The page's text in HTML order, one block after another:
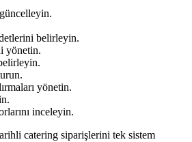
belirleyin.
yönetin.
yönetin.
inceleyin.
catering siparişlerini tek sistem